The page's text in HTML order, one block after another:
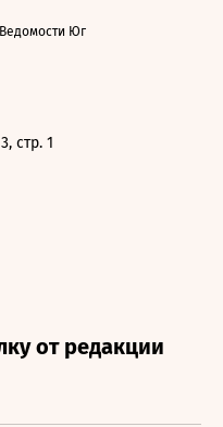
Ведомости Юг
стр. 1